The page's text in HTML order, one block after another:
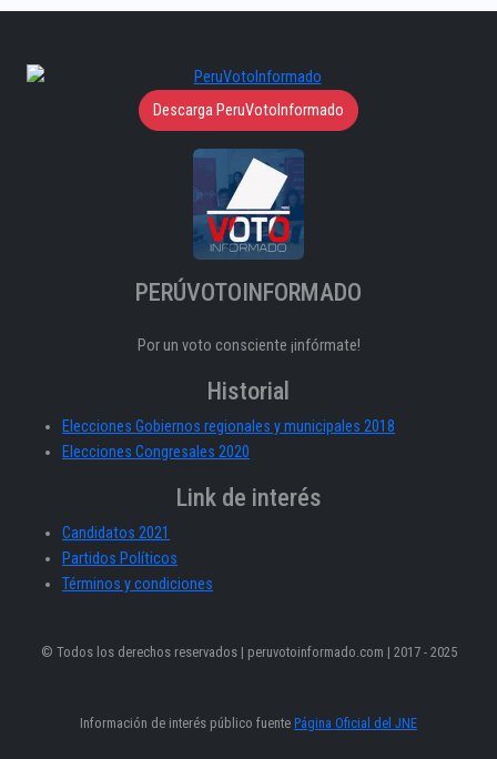
Descarga PeruVotoInformado
PERÚVOTOINFORMADO
Por un voto consciente ¡infórmate!
Historial
Elecciones Gobiernos regionales y municipales 2018
Elecciones Congresales 2020
Link de interés
Candidatos 2021
Partidos Políticos
Términos y condiciones
© Todos los derechos reservados | peruvotoinformado.com | 2017 - 2025
Información de interés público fuente Página Oficial del JNE